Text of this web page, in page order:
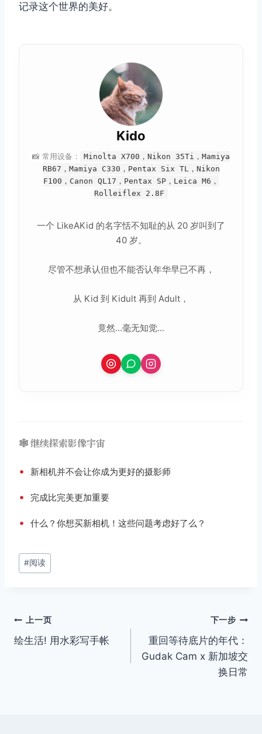
记录这个世界的美好。
Kido
📸 常用设备：
Minolta X700，Nikon 35Ti，Mamiya
RB67，Mamiya C330，Pentax Six TL，Nikon
F100，Canon QL17，Pentax SP，Leica M6，
Rolleiflex 2.8F
一个 LikeAKid 的名字恬不知耻的从 20 岁叫到了
40 岁。
尽管不想承认但也不能否认年华早已不再，
从 Kid 到 Kidult 再到 Adult，
竟然...毫无知觉...
🕸️ 继续探索影像宇宙
• 新相机并不会让你成为更好的摄影师
• 完成比完美更加重要
• 什么？你想买新相机！这些问题考虑好了么？
文
章
#阅读
文
章
上一页
绘生活! 用水彩写手帐
下一步
重回等待底片的年代：
Gudak Cam x 新加坡交
换日常